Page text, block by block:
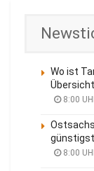
Wo ist
Übersicht
8:00
8:00